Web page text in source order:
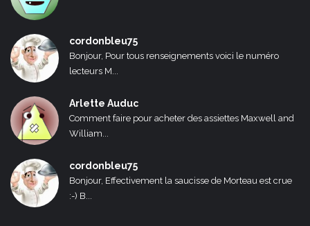
cordonbleu75
Bonjour, Pour tous renseignements voici le numéro
lecteurs M...
Arlette Auduc
Comment faire pour acheter des assiettes Maxwell and
William...
cordonbleu75
Bonjour, Effectivement la saucisse de Morteau est crue
:-) B...